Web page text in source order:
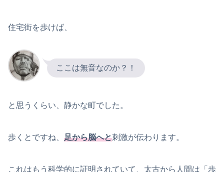
住宅街を歩けば、
ここは無音なのか？！
と思うくらい、静かな町でした。
歩くとですね、 足から脳へと刺激が伝わります。
これはもう科学的に証明されていて、太古から人間は「歩